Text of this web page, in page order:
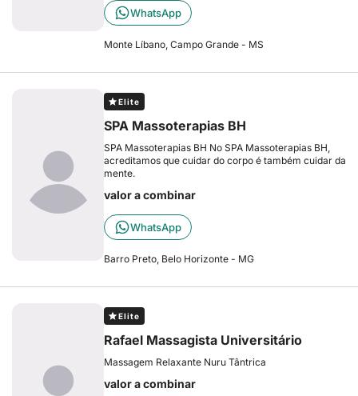
WhatsApp
Monte Líbano, Campo Grande - MS
Elite
SPA Massoterapias BH
SPA Massoterapias BH No SPA Massoterapias BH,
acreditamos que cuidar do corpo é também cuidar da
mente.
valor a combinar
WhatsApp
Barro Preto, Belo Horizonte - MG
Elite
Rafael Massagista Universitário
Massagem Relaxante Nuru Tântrica
valor a combinar